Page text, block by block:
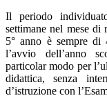
Il periodo
settimane nel mese
5° anno è sempre di
l’avvio dell’anno
particolar modo per
didattica, senza
d’istruzione con